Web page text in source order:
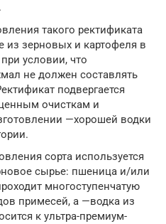
такого ректификата
из зерновых и картофеля в
условии, что
не должен составлять
подвергается
очисткам и
—хорошей водки
сорта используется
сырье: пшеница и/или
многоступенчатую
примесей, а —водка из
к ультра-премиум-